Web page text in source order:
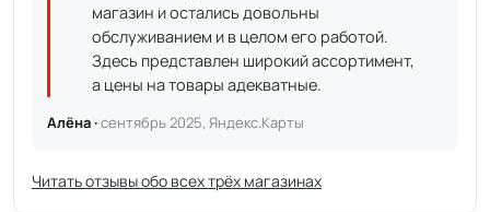
магазин и остались довольны
обслуживанием и в целом его работой.
Здесь представлен широкий ассортимент,
а цены на товары адекватные.
Алёна ·сентябрь 2025, Яндекс.Карты
Читать отзывы обо всех трёх магазинах